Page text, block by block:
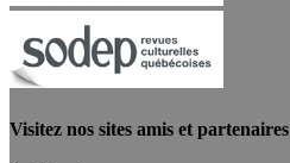
Visitez nos sites amis et partenaires